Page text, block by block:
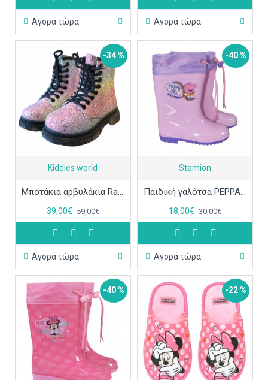
Αγορά τώρα Αγορά τώρα
-34 %
Kiddies world
Μποτάκια αρβυλάκια Rainbow ΠΑΠ676
39,00€ 59,00€
Αγορά τώρα
-40 %
Stamion
Παιδική γαλότσα PEPPA PIG PP08401
18,00€ 30,00€
Αγορά τώρα
-40 % -22 %